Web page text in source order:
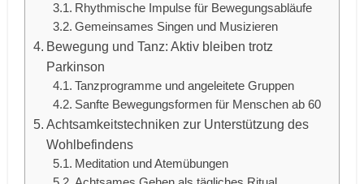
Rhythmische Impulse für Bewegungsabläufe
Gemeinsames Singen und Musizieren
Bewegung und Tanz: Aktiv bleiben trotz
Parkinson
Tanzprogramme und angeleitete Gruppen
Sanfte Bewegungsformen für Menschen ab 60
Achtsamkeitstechniken zur Unterstützung des
Wohlbefindens
Meditation und Atemübungen